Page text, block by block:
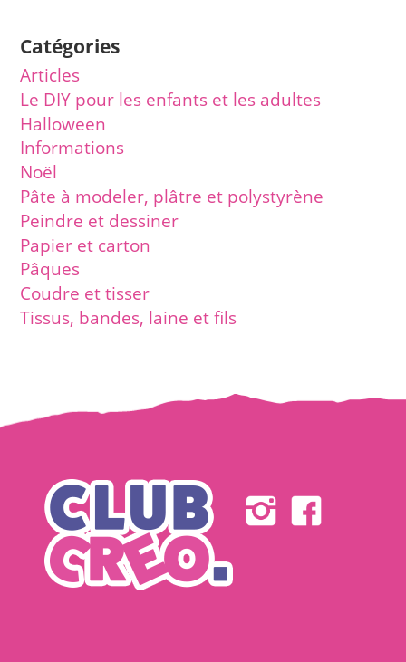
Catégories
Articles
Le DIY pour les enfants et les adultes
Halloween
Informations
Noël
Pâte à modeler, plâtre et polystyrène
Peindre et dessiner
Papier et carton
Pâques
Coudre et tisser
Tissus, bandes, laine et fils